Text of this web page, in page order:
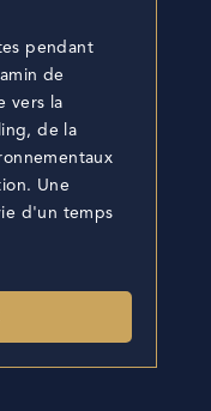
pendant
de
vers la
de la
Une
d'un temps